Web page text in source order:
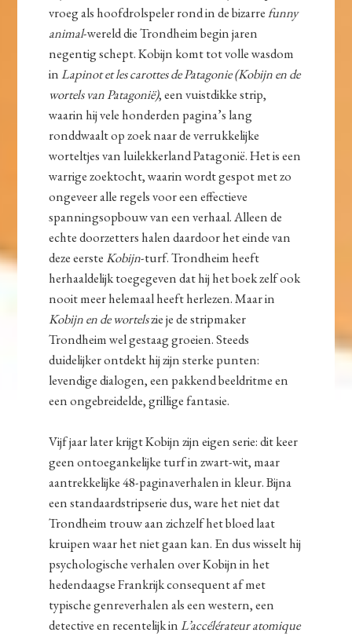
vroeg als hoofdrolspeler rond in de bizarrefunny
animal-wereld die Trondheim begin jaren
negentig schept. Kobijn komt tot volle wasdom
inLapinot et les carottes de Patagonie (Kobijn en de
wortels van Patagonië), een vuistdikke strip,
waarin hij vele honderden pagina’s lang
ronddwaalt op zoek naar de verrukkelijke
worteltjes van luilekkerland Patagonië. Het is een
warrige zoektocht, waarin wordt gespot met zo
ongeveer alle regels voor een effectieve
spanningsopbouw van een verhaal. Alleen de
echte doorzetters halen daardoor het einde van
deze eersteKobijn-turf. Trondheim heeft
herhaaldelijk toegegeven dat hij het boek zelf ook
nooit meer helemaal heeft herlezen. Maar in
Kobijn en de wortelszie je de stripmaker
Trondheim wel gestaag groeien. Steeds
duidelijker ontdekt hij zijn sterke punten:
levendige dialogen, een pakkend beeldritme en
een ongebreidelde, grillige fantasie.
Vijf jaar later krijgt Kobijn zijn eigen serie: dit keer
geen ontoegankelijke turf in zwart-wit, maar
aantrekkelijke 48-paginaverhalen in kleur. Bijna
een standaardstripserie dus, ware het niet dat
Trondheim trouw aan zichzelf het bloed laat
kruipen waar het niet gaan kan. En dus wisselt hij
psychologische verhalen over Kobijn in het
hedendaagse Frankrijk consequent af met
typische genreverhalen als een western, een
detective en recentelijk inL’accélérateur atomique